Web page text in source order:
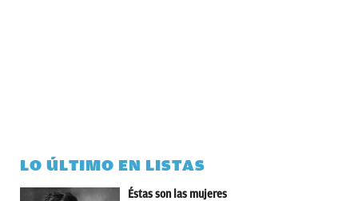
LO ÚLTIMO EN LISTAS
Éstas son las mujeres